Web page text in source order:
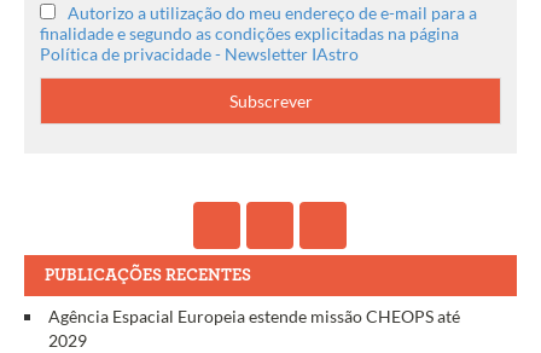
Autorizo a utilização do meu endereço de e-mail para a
finalidade e segundo as condições explicitadas na página
Política de privacidade - Newsletter IAstro
PUBLICAÇÕES RECENTES
Agência Espacial Europeia estende missão CHEOPS até
2029